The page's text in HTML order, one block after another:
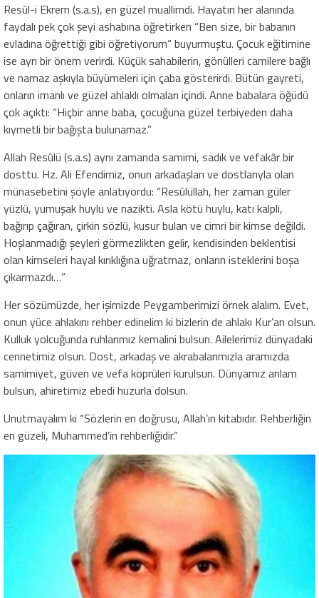
Resûl-i Ekrem (s.a.s), en güzel muallimdi. Hayatın her alanında
faydalı pek çok şeyi ashabına öğretirken “Ben size, bir babanın
evladına öğrettiği gibi öğretiyorum” buyurmuştu. Çocuk eğitimine
ise ayrı bir önem verirdi. Küçük sahabilerin, gönülleri camilere bağlı
ve namaz aşkıyla büyümeleri için çaba gösterirdi. Bütün gayreti,
onların imanlı ve güzel ahlaklı olmaları içindi. Anne babalara öğüdü
çok açıktı: “Hiçbir anne baba, çocuğuna güzel terbiyeden daha
kıymetli bir bağışta bulunamaz.”
Allah Resûlü (s.a.s) aynı zamanda samimi, sadık ve vefakâr bir
dosttu. Hz. Ali Efendimiz, onun arkadaşları ve dostlarıyla olan
münasebetini şöyle anlatıyordu: “Resûlüllah, her zaman güler
yüzlü, yumuşak huylu ve nazikti. Asla kötü huylu, katı kalpli,
bağırıp çağıran, çirkin sözlü, kusur bulan ve cimri bir kimse değildi.
Hoşlanmadığı şeyleri görmezlikten gelir, kendisinden beklentisi
olan kimseleri hayal kırıklığına uğratmaz, onların isteklerini boşa
çıkarmazdı…”
Her sözümüzde, her işimizde Peygamberimizi örnek alalım. Evet,
onun yüce ahlakını rehber edinelim ki bizlerin de ahlakı Kur’an olsun.
Kulluk yolcuğunda ruhlarımız kemalini bulsun. Ailelerimiz dünyadaki
cennetimiz olsun. Dost, arkadaş ve akrabalarımızla aramızda
samimiyet, güven ve vefa köprüleri kurulsun. Dünyamız anlam
bulsun, ahiretimiz ebedi huzurla dolsun.
Unutmayalım ki “Sözlerin en doğrusu, Allah’ın kitabıdır. Rehberliğin
en güzeli, Muhammed’in rehberliğidir.”